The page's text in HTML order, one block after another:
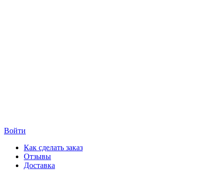
Войти
Как сделать заказ
Отзывы
Доставка